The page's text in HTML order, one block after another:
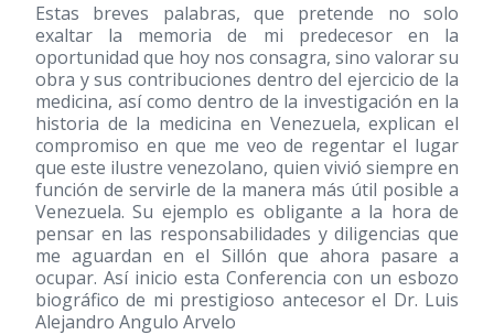
Estas breves palabras, que pretende no solo
exaltar la memoria de mi predecesor en la
oportunidad que hoy nos consagra, sino valorar su
obra y sus contribuciones dentro del ejercicio de la
medicina, así como dentro de la investigación en la
historia de la medicina en Venezuela, explican el
compromiso en que me veo de regentar el lugar
que este ilustre venezolano, quien vivió siempre en
función de servirle de la manera más útil posible a
Venezuela. Su ejemplo es obligante a la hora de
pensar en las responsabilidades y diligencias que
me aguardan en el Sillón que ahora pasare a
ocupar. Así inicio esta Conferencia con un esbozo
biográfico de mi prestigioso antecesor el Dr. Luis
Alejandro Angulo Arvelo